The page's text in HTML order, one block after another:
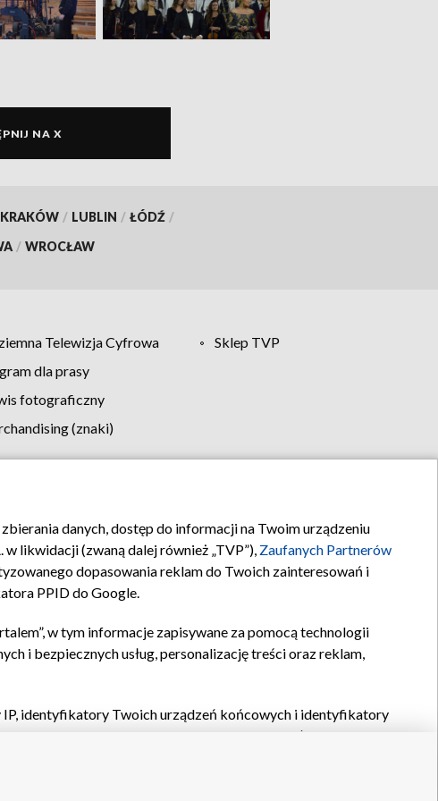
NA X
KRAKÓW / LUBLIN / ŁÓDŹ /
/ WROCŁAW
Telewizja Cyfrowa
Sklep TVP
dla prasy
fotograficzny
(znaki)
reklamy Kontakt
danych, dostęp do informacji na Twoim urządzeniu
likwidacji (zwaną dalej również „TVP”), Zaufanych Partnerów
dopasowania reklam do Twoich zainteresowań i
PPID do Google.
w tym informacje zapisywane za pomocą technologii
i bezpiecznych usług, personalizację treści oraz reklam,
IP, identyfikatory Twoich urządzeń końcowych i identyfikatory
oraz pozostałych
podstawowych reklam, wyboru spersonalizowanych
treści, pomiaru wydajności reklam, pomiaru wydajności